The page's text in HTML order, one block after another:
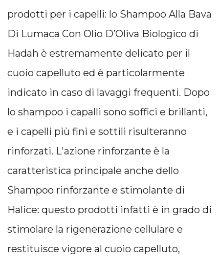
prodotti per i capelli: lo Shampoo Alla Bava
Di Lumaca Con Olio D’Oliva Biologico di
Hadah è estremamente delicato per il
cuoio capelluto ed è particolarmente
indicato in caso di lavaggi frequenti. Dopo
lo shampoo i capalli sono soffici e brillanti,
e i capelli più fini e sottili risulteranno
rinforzati. L'azione rinforzante è la
caratteristica principale anche dello
Shampoo rinforzante e stimolante di
Halice: questo prodotti infatti è in grado di
stimolare la rigenerazione cellulare e
restituisce vigore al cuoio capelluto,